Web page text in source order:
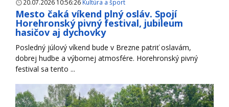
20.07.2026 10:56:26 Kultúra a šport
Mesto čaká víkend plný osláv. Spojí
Horehronský pivný festival, jubileum
hasičov aj dychovky
Posledný júlový víkend bude v Brezne patriť oslavám,
dobrej hudbe a výbornej atmosfére. Horehronský pivný
festival sa tento ...